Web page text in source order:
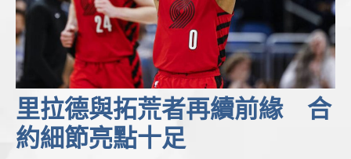
里拉德與拓荒者再續前緣 合
約細節亮點十足